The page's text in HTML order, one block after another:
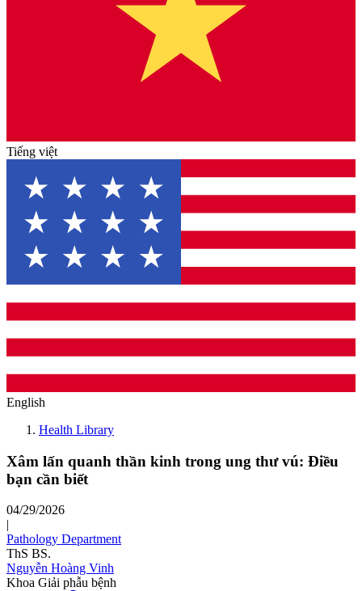
Tiếng việt
English
Health Library
Xâm lấn quanh thần kinh trong ung thư vú: Điều
bạn cần biết
04/29/2026
|
Pathology Department
ThS BS.
Nguyễn Hoàng Vinh
Khoa Giải phẫu bệnh